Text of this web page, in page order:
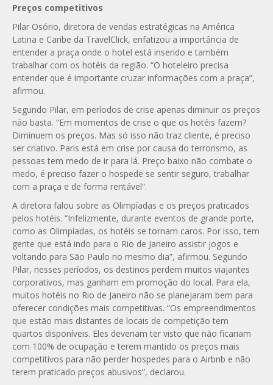
Preços competitivos
Pilar Osório, diretora de vendas estratégicas na América
Latina e Caribe da TravelClick, enfatizou a importância de
entender a praça onde o hotel está inserido e também
trabalhar com os hotéis da região. “O hoteleiro precisa
entender que é importante cruzar informações com a praça”,
afirmou.
Segundo Pilar, em períodos de crise apenas diminuir os preços
não basta. “Em momentos de crise o que os hotéis fazem?
Diminuem os preços. Mas só isso não traz cliente, é preciso
ser criativo. Paris está em crise por causa do terrorismo, as
pessoas tem medo de ir para lá. Preço baixo não combate o
medo, é preciso fazer o hospede se sentir seguro, trabalhar
com a praça e de forma rentável”.
A diretora falou sobre as Olimpíadas e os preços praticados
pelos hotéis. “Infelizmente, durante eventos de grande porte,
como as Olimpíadas, os hotéis se tornam caros. Por isso, tem
gente que está indo para o Rio de Janeiro assistir jogos e
voltando para São Paulo no mesmo dia”, afirmou. Segundo
Pilar, nesses períodos, os destinos perdem muitos viajantes
corporativos, mas ganham em promoção do local. Para ela,
muitos hotéis no Rio de Janeiro não se planejaram bem para
oferecer condições mais competitivas. “Os empreendimentos
que estão mais distantes de locais de competição tem
quartos disponíveis. Eles deveriam ter visto que não ficariam
com 100% de ocupação e terem mantido os preços mais
competitivos para não perder hospedes para o Airbnb e não
terem praticado preços abusivos”, declarou.